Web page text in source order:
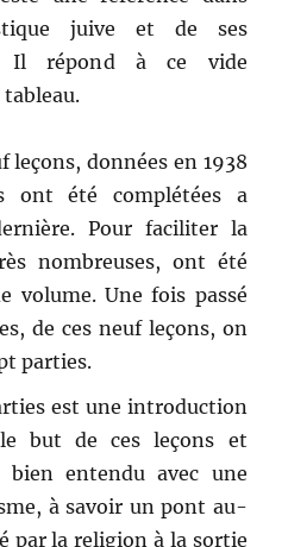
juive et de ses
Il répond à ce vide
données en 1938
ont été complétées a
Pour faciliter la
nombreuses, ont été
volume. Une fois passé
de ces neuf leçons, on
parties.
est une introduction
but de ces leçons et
bien entendu avec une
à savoir un pont au-
par la religion à la sortie